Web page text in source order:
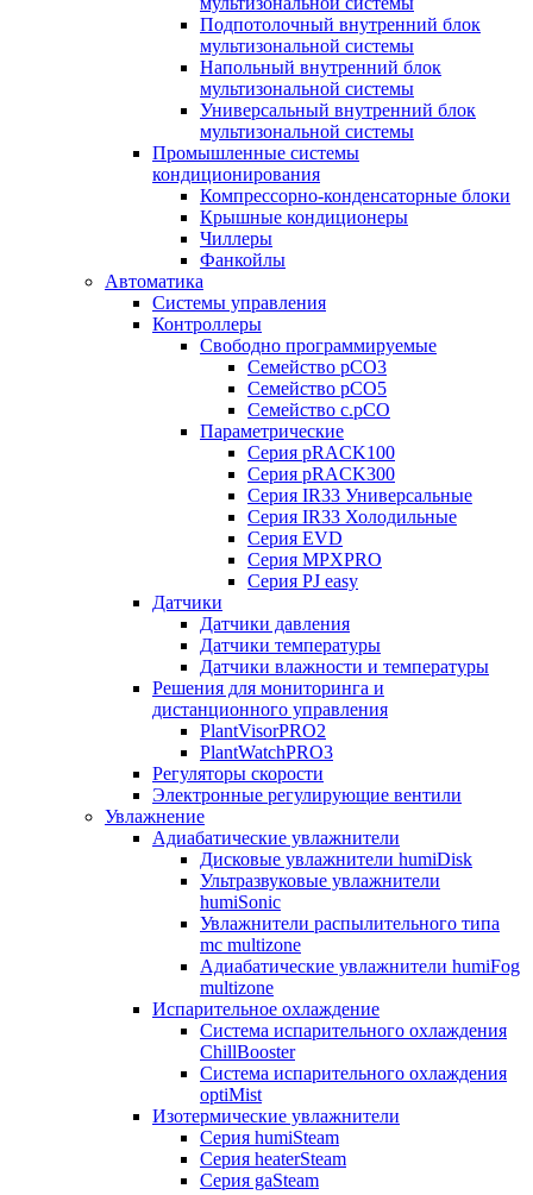
Подпотолочный внутренний блок
мультизональной системы
Напольный внутренний блок
мультизональной системы
Универсальный внутренний блок
мультизональной системы
Промышленные системы
кондиционирования
Компрессорно-конденсаторные блоки
Крышные кондиционеры
Чиллеры
Фанкойлы
Автоматика
Системы управления
Контроллеры
Свободно программируемые
Семейство pCO3
Семейство pCO5
Семейство c.pCO
Параметрические
Серия pRACK100
Серия pRACK300
Серия IR33 Универсальные
Серия IR33 Холодильные
Серия EVD
Серия MPXPRO
Серия PJ easy
Датчики
Датчики давления
Датчики температуры
Датчики влажности и температуры
Решения для мониторинга и
дистанционного управления
PlantVisorPRO2
PlantWatchPRO3
Регуляторы скорости
Электронные регулирующие вентили
Увлажнение
Адиабатические увлажнители
Дисковые увлажнители humiDisk
Ультразвуковые увлажнители
humiSonic
Увлажнители распылительного типа
mc multizone
Адиабатические увлажнители humiFog
multizone
Испарительное охлаждение
Система испарительного охлаждения
ChillBooster
Система испарительного охлаждения
optiMist
Изотермические увлажнители
Серия humiSteam
Серия heaterSteam
Серия gaSteam